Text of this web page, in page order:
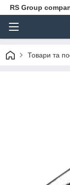
RS Group
Товари та